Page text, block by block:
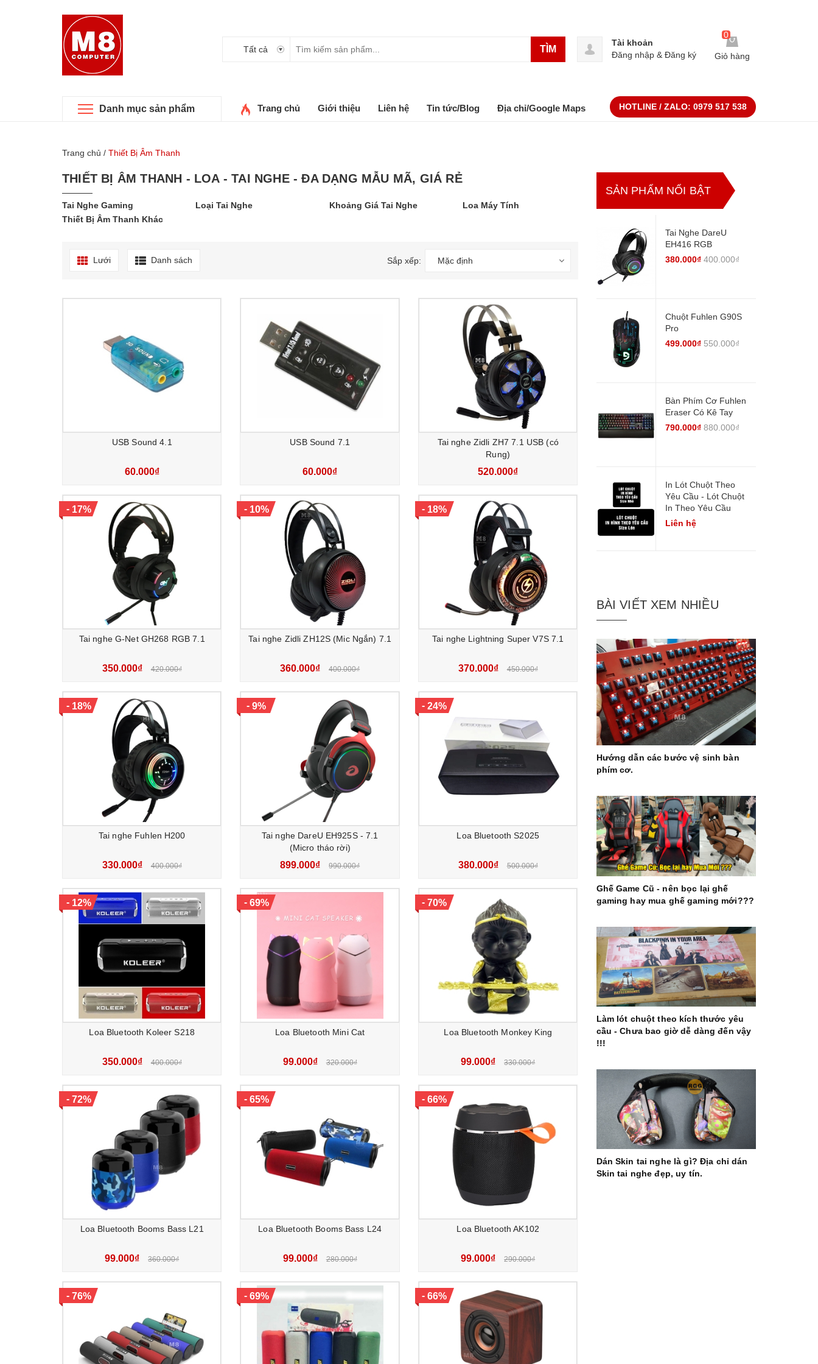
Tất cả TÌM
0
Giỏ hàng
Tài khoản
Đăng nhập & Đăng ký
Danh mục sản phẩm Trang chủ Giới thiệu Liên hệ Tin tức/Blog Địa chỉ/Google Maps HOTLINE / ZALO: 0979 517 538
Trang chủ / Thiết Bị Âm Thanh
SẢN PHẨM NỔI BẬT
Tai Nghe DareU
EH416 RGB
380.000₫ 400.000₫
Chuột Fuhlen G90S
Pro
499.000₫ 550.000₫
Bàn Phím Cơ Fuhlen
Eraser Có Kê Tay
790.000₫ 880.000₫
In Lót Chuột Theo
Yêu Cầu - Lót Chuột
In Theo Yêu Cầu
Liên hệ
BÀI VIẾT XEM NHIỀU
Hướng dẫn các bước vệ sinh bàn
phím cơ.
Ghế Game Cũ - nên bọc lại ghế
gaming hay mua ghế gaming mới???
Làm lót chuột theo kích thước yêu
cầu - Chưa bao giờ dễ dàng đến vậy
!!!
Dán Skin tai nghe là gì? Địa chỉ dán
Skin tai nghe đẹp, uy tín.
THIẾT BỊ ÂM THANH - LOA - TAI NGHE - ĐA DẠNG MẪU MÃ, GIÁ RẺ
Tai Nghe Gaming Loại Tai Nghe Khoảng Giá Tai Nghe
Loa Máy Tính
Thiết Bị Âm Thanh Khác
Lưới Danh sách Sắp xếp: Mặc định
USB Sound 4.1
60.000₫
USB Sound 7.1
60.000₫
Tai nghe Zidli ZH7 7.1 USB (có
Rung)
520.000₫
-17%
Tai nghe G-Net GH268 RGB 7.1
350.000₫ 420.000₫
-10%
Tai nghe Zidli ZH12S (Mic Ngắn) 7.1
360.000₫ 400.000₫
- 18%
Tai nghe Lightning Super V7S 7.1
370.000₫ 450.000₫
-18%
Tai nghe Fuhlen H200
330.000₫ 400.000₫
- 9%
Tai nghe DareU EH925S - 7.1
(Micro tháo rời)
899.000₫ 990.000₫
- 24%
Loa Bluetooth S2025
380.000₫ 500.000₫
-12%
Loa Bluetooth Koleer S218
350.000₫ 400.000₫
-69%
Loa Bluetooth Mini Cat
99.000₫ 320.000₫
- 70%
Loa Bluetooth Monkey King
99.000₫ 330.000₫
-72%
Loa Bluetooth Booms Bass L21
99.000₫ 360.000₫
-65%
Loa Bluetooth Booms Bass L24
99.000₫ 280.000₫
- 66%
Loa Bluetooth AK102
99.000₫ 290.000₫
-76% -69% - 66%